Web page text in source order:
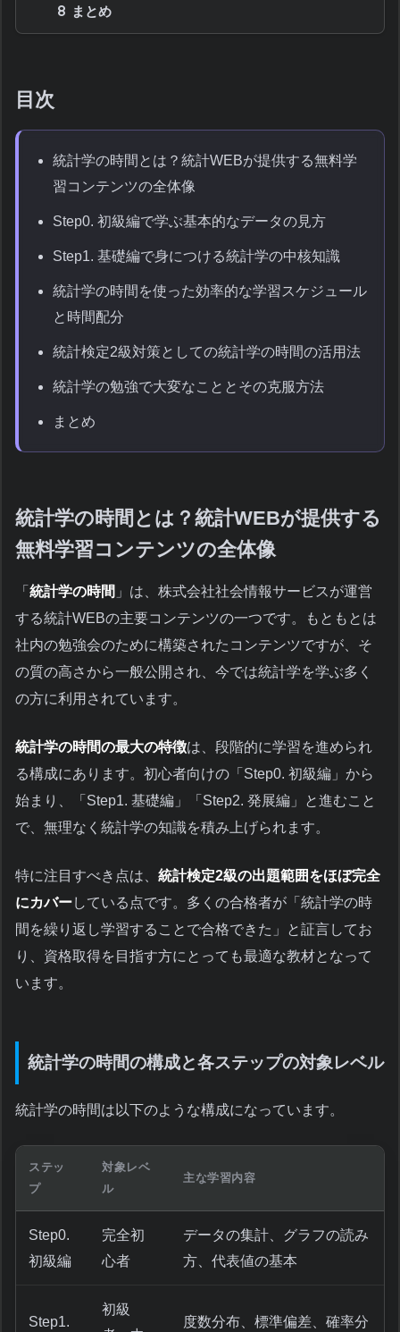
8 まとめ
目次
統計学の時間とは？統計WEBが提供する無料学
習コンテンツの全体像
Step0. 初級編で学ぶ基本的なデータの見方
Step1. 基礎編で身につける統計学の中核知識
統計学の時間を使った効率的な学習スケジュール
と時間配分
統計検定2級対策としての統計学の時間の活用法
統計学の勉強で大変なこととその克服方法
まとめ
統計学の時間とは？統計WEBが提供する
無料学習コンテンツの全体像
「 統計学の時間 」は、株式会社社会情報サービスが運営
する統計WEBの主要コンテンツの一つです。もともとは
社内の勉強会のために構築されたコンテンツですが、そ
の質の高さから一般公開され、今では統計学を学ぶ多く
の方に利用されています。
統計学の時間の最大の特徴は、段階的に学習を進められ
る構成にあります。初心者向けの「Step0. 初級編」から
始まり、「Step1. 基礎編」「Step2. 発展編」と進むこと
で、無理なく統計学の知識を積み上げられます。
特に注目すべき点は、 統計検定2級の出題範囲をほぼ完全
にカバーしている点です。多くの合格者が「統計学の時
間を繰り返し学習することで合格できた」と証言してお
り、資格取得を目指す方にとっても最適な教材となって
います。
統計学の時間の構成と各ステップの対象レベル
統計学の時間は以下のような構成になっています。
ステッ
プ
対象レベ
ル
主な学習内容
Step0.
初級編
完全初
心者
データの集計、グラフの読み
方、代表値の基本
Step1.
初級
度数分布、標準偏差、確率分